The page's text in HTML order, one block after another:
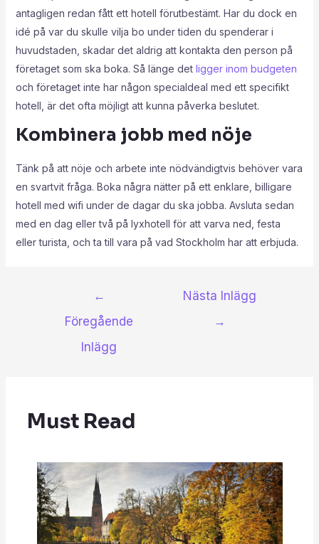
antagligen redan fått ett hotell förutbestämt. Har du dock en
idé på var du skulle vilja bo under tiden du spenderar i
huvudstaden, skadar det aldrig att kontakta den person på
företaget som ska boka. Så länge det ligger inom budgeten
och företaget inte har någon specialdeal med ett specifikt
hotell, är det ofta möjligt att kunna påverka beslutet.
Kombinera jobb med nöje
Tänk på att nöje och arbete inte nödvändigtvis behöver vara
en svartvit fråga. Boka några nätter på ett enklare, billigare
hotell med wifi under de dagar du ska jobba. Avsluta sedan
med en dag eller två på lyxhotell för att varva ned, festa
eller turista, och ta till vara på vad Stockholm har att erbjuda.
←
Föregående
Inlägg
Nästa Inlägg
→
Must Read